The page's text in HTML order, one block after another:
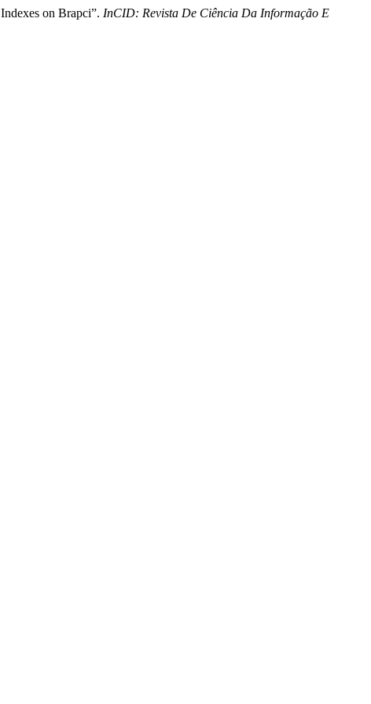
on Brapci”. InCID: Revista De Ciência Da Informação E